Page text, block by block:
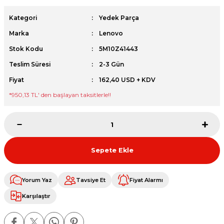
Kategori Yedek Parça
Marka Lenovo
Stok Kodu 5M10Z41443
Teslim Süresi 2-3 Gün
Fiyat
162,40 USD + KDV
*950,13 TL' den başlayan taksitlerle!!
Sepete Ekle
Yorum Yaz Tavsiye Et Fiyat Alarmı
Karşılaştır